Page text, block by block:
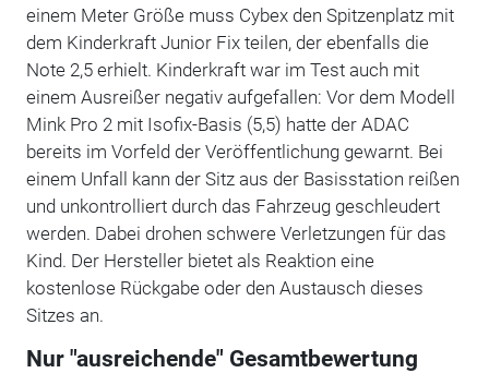
einem Meter Größe muss Cybex den Spitzenplatz mit
dem Kinderkraft Junior Fix teilen, der ebenfalls die
Note 2,5 erhielt. Kinderkraft war im Test auch mit
einem Ausreißer negativ aufgefallen: Vor dem Modell
Mink Pro 2 mit Isofix-Basis (5,5) hatte der ADAC
bereits im Vorfeld der Veröffentlichung gewarnt. Bei
einem Unfall kann der Sitz aus der Basisstation reißen
und unkontrolliert durch das Fahrzeug geschleudert
werden. Dabei drohen schwere Verletzungen für das
Kind. Der Hersteller bietet als Reaktion eine
kostenlose Rückgabe oder den Austausch dieses
Sitzes an.
Nur "ausreichende" Gesamtbewertung